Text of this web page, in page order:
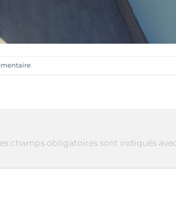
champs obligatoires sont indiqués